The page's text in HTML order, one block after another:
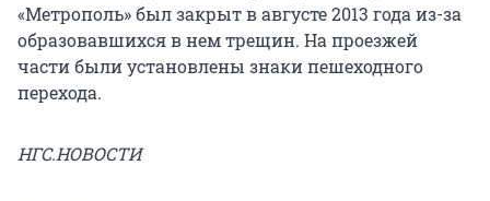
«Метрополь» был закрыт в августе 2013 года из-за
образовавшихся в нем трещин. На проезжей
части были установлены знаки пешеходного
перехода.
НГС.НОВОСТИ